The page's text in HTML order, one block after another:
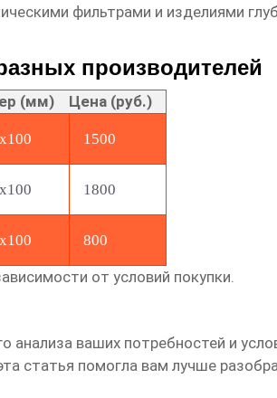
фильтрами и изделиями
производителей
(мм) Цена (руб.)
1500
1800
800
от условий покупки.
анализа ваших потребностей и
статья помогла вам лучше